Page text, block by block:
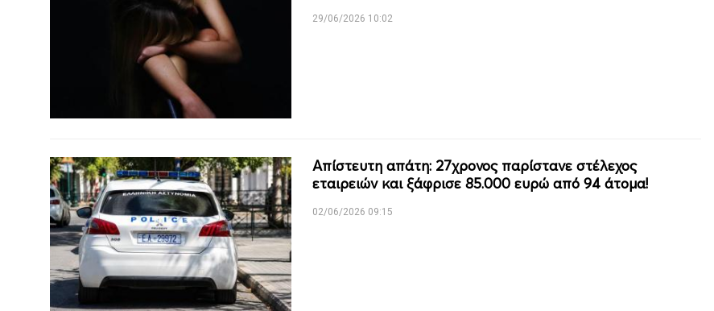
29/06/2026 10:02
Απίστευτη απάτη: 27χρονος παρίστανε στέλεχος
εταιρειών και ξάφρισε 85.000 ευρώ από 94 άτομα!
02/06/2026 09:15